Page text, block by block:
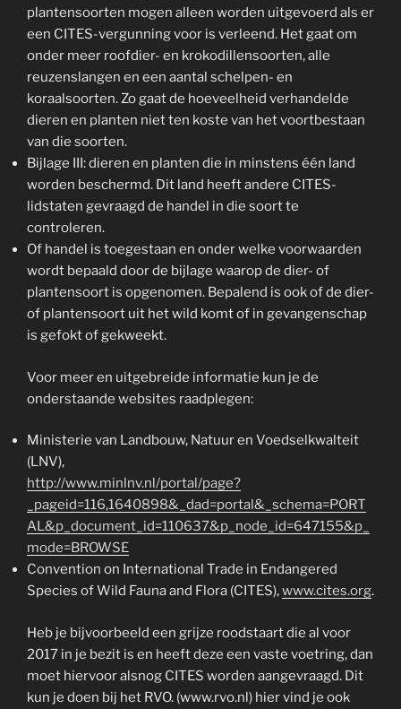
plantensoorten mogen alleen worden uitgevoerd als er
een CITES-vergunning voor is verleend. Het gaat om
onder meer roofdier- en krokodillensoorten, alle
reuzenslangen en een aantal schelpen- en
koraalsoorten. Zo gaat de hoeveelheid verhandelde
dieren en planten niet ten koste van het voortbestaan
van die soorten.
Bijlage III: dieren en planten die in minstens één land
worden beschermd. Dit land heeft andere CITES-
lidstaten gevraagd de handel in die soort te
controleren.
Of handel is toegestaan en onder welke voorwaarden
wordt bepaald door de bijlage waarop de dier- of
plantensoort is opgenomen. Bepalend is ook of de dier-
of plantensoort uit het wild komt of in gevangenschap
is gefokt of gekweekt.
Voor meer en uitgebreide informatie kun je de
onderstaande websites raadplegen:
Ministerie van Landbouw, Natuur en Voedselkwalteit
(LNV),
http://www.minlnv.nl/portal/page?
_pageid=116,1640898&_dad=portal&_schema=PORT
AL&p_document_id=110637&p_node_id=647155&p_
mode=BROWSE
Convention on International Trade in Endangered
Species of Wild Fauna and Flora (CITES),www.cites.org.
Heb je bijvoorbeeld een grijze roodstaart die al voor
2017 in je bezit is en heeft deze een vaste voetring, dan
moet hiervoor alsnog CITES worden aangevraagd. Dit
kun je doen bij het RVO. (www.rvo.nl) hier vind je ook